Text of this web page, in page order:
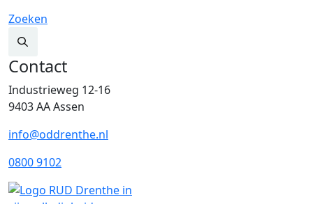
Zoeken
Contact
Industrieweg 12-16
9403 AA Assen
info@oddrenthe.nl
0800 9102